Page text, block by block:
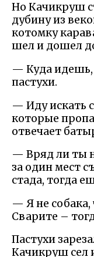
Но Качикруш
дубину из
котомку
шел и дошел
— Куда
пастухи.
— Иду искать
которые
отвечает
— Вряд ли ты
за один мест
стада, тогда
— Я не собака,
Сварите –
Пастухи
Качикруш сел